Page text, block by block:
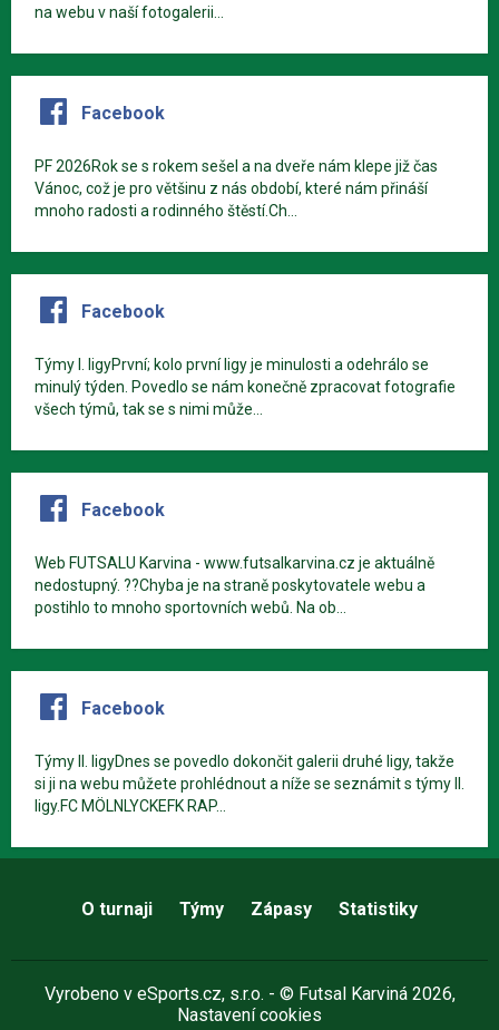
na webu v naší fotogalerii...
Facebook
PF 2026Rok se s rokem sešel a na dveře nám klepe již čas
Vánoc, což je pro většinu z nás období, které nám přináší
mnoho radosti a rodinného štěstí.Ch...
Facebook
Týmy I. ligyPrvní; kolo první ligy je minulosti a odehrálo se
minulý týden. Povedlo se nám konečně zpracovat fotografie
všech týmů, tak se s nimi může...
Facebook
Web FUTSALU Karvina - www.futsalkarvina.cz je aktuálně
nedostupný. ??Chyba je na straně poskytovatele webu a
postihlo to mnoho sportovních webů. Na ob...
Facebook
Týmy II. ligyDnes se povedlo dokončit galerii druhé ligy, takže
si ji na webu můžete prohlédnout a níže se seznámit s týmy II.
ligy.FC MÖLNLYCKEFK RAP...
O turnaji Týmy Zápasy Statistiky
Vyrobeno v eSports.cz, s.r.o. - © Futsal Karviná 2026,
Nastavení cookies